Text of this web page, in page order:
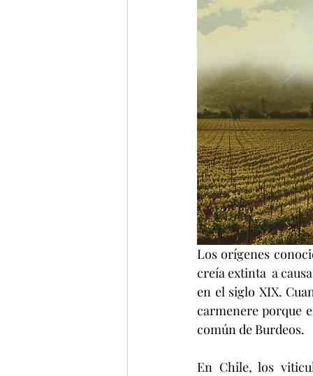
Los orígenes
creía extinta  a
en el siglo XIX.
carmenere porque
común de Burdeos.
En Chile, los